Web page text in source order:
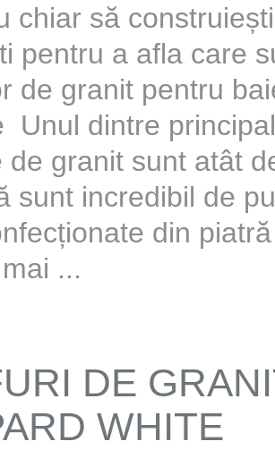
chiar să
pentru a afla care
de granit pentru
Unul dintre
de granit sunt atât
sunt incredibil de
din
...
DE
WHITE